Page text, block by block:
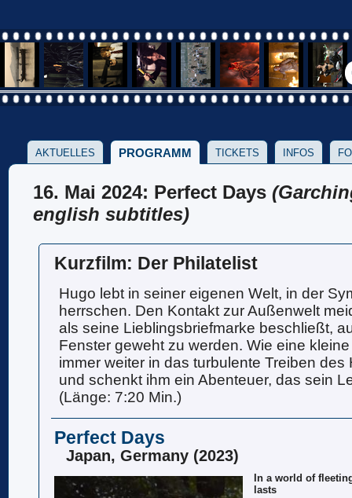
AKTUELLES PROGRAMM TICKETS INFOS
16. Mai 2024: Perfect Days
english subtitles)
Kurzfilm: Der Philatelist
Hugo lebt in seiner eigenen Welt, in der
herrschen. Den Kontakt zur Außenwelt
als seine Lieblingsbriefmarke beschließt,
Fenster geweht zu werden. Wie eine
immer weiter in das turbulente Treiben des
und schenkt ihm ein Abenteuer, das sein
(Länge: 7:20 Min.)
Perfect Days
Japan, Germany (2023)
In a world of
lasts